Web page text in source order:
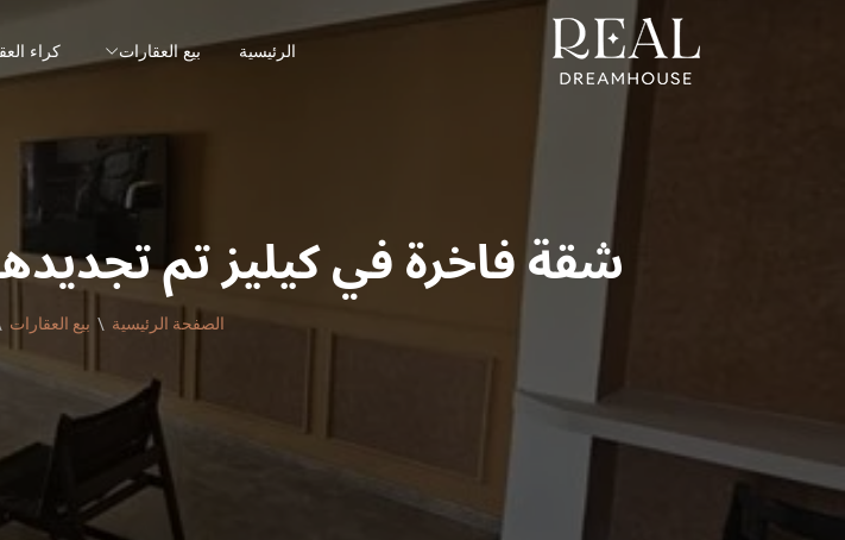
الرئيسية بيع العقارات كراء
شقة فاخرة في كيليز تم
الصفحة الرئيسية بيع العقارات